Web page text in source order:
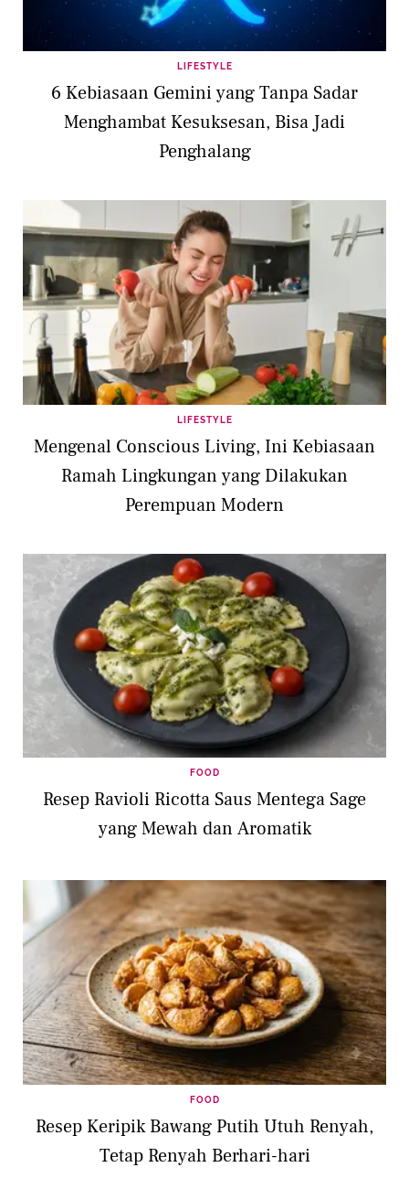
LIFESTYLE
6 Kebiasaan Gemini yang Tanpa Sadar
Menghambat Kesuksesan, Bisa Jadi
Penghalang
LIFESTYLE
Mengenal Conscious Living, Ini Kebiasaan
Ramah Lingkungan yang Dilakukan
Perempuan Modern
FOOD
Resep Ravioli Ricotta Saus Mentega Sage
yang Mewah dan Aromatik
FOOD
Resep Keripik Bawang Putih Utuh Renyah,
Tetap Renyah Berhari-hari